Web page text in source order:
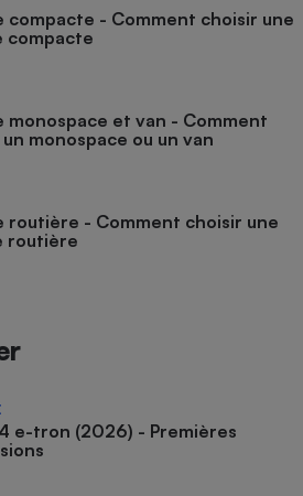
compacte - Comment choisir une
compacte
monospace et van - Comment
monospace ou un van
routière - Comment choisir une
routière
e-tron (2026) - Premières